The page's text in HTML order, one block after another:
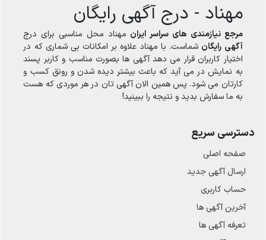
مهناد - درج آگهی رایگان
مرجع نیازمندی های سراسر ایران مهناد محل مناسبی برای درج
آگهی رایگان شماست. با مهناد علاوه بر امکانات بی شماری که در
اختیار کاربران قرار می دهد آگهی ها بصورت مناسب و کاربر پسند
به نمایش در می آید که باعث بیشتر دیده شدن و رونق کسب و
کارتان می شود. پس همین الان آگهی تان در هر موردی که هست
به ما سفارش بدید و نتیجه را ببینید!
دسترسی سریع
صفحه اصلی
ارسال‌ آگهی جدید
حساب کاربری
آخرین آگهی ها
تعرفه آگهی ها